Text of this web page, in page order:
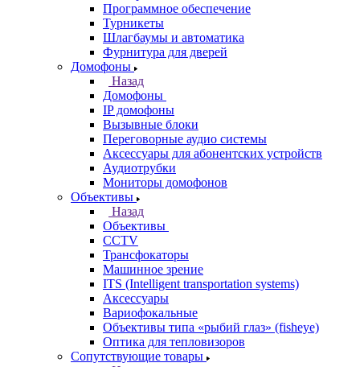
Программное обеспечение
Турникеты
Шлагбаумы и автоматика
Фурнитура для дверей
Домофоны
Назад
Домофоны
IP домофоны
Вызывные блоки
Переговорные аудио системы
Аксессуары для абонентских устройств
Аудиотрубки
Мониторы домофонов
Объективы
Назад
Объективы
CCTV
Трансфокаторы
Машинное зрение
ITS (Intelligent transportation systems)
Аксессуары
Вариофокальные
Объективы типа «рыбий глаз» (fisheye)
Оптика для тепловизоров
Сопутствующие товары